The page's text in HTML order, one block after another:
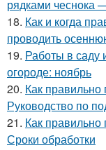
рядками чеснока
18. Как и когда
проводить
19. Работы в саду
огороде: ноябрь
20. Как правильно
Руководство по
21. Как правильно
Сроки обработки